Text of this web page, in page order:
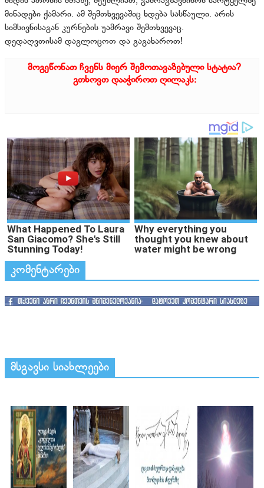
მინადები ქამარი. ამ შემთხვევაშიც ხდება სასწაული. არის
სიმსივნისაგან კურნების უამრავი შემთხვევაც.
დედაღვთისამ დაგლოცოთ და გაგახაროთ!
მოგეწონათ ჩვენს მიერ შემოთავაზებული სტატია?
გთხოვთ დააჭიროთ ღილაკს:
კომენტარები
მსგავსი სიახლეები